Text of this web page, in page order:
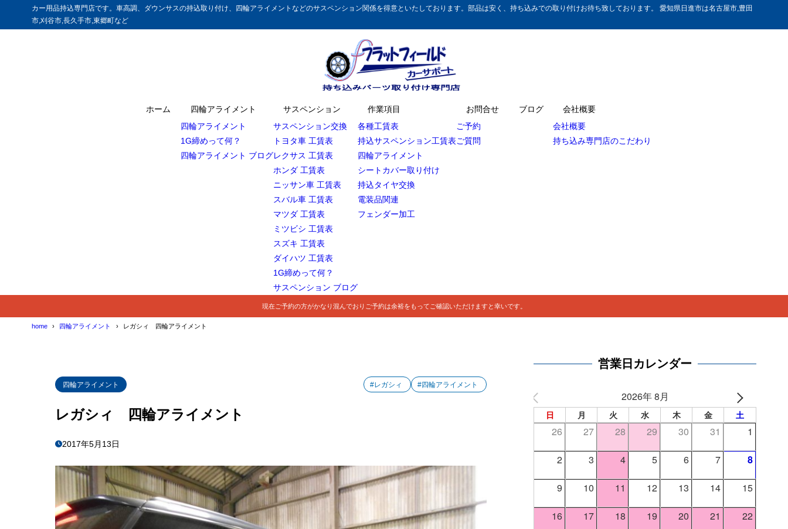
カー用品持込専門店です。車高調、ダウンサスの持込取り付け、四輪アライメントなどのサスペンション関係を得意といたしております。部品は安く、持ち込みでの取り付けお待ち致しております。 愛知県日進市は名古屋市,豊田
市,刈谷市,長久手市,東郷町など
ホーム
四輪アライメント
四輪アライメント
1G締めって何？
四輪アライメント ブログ
サスペンション
サスペンション交換
トヨタ車 工賃表
レクサス 工賃表
ホンダ 工賃表
ニッサン車 工賃表
スバル車 工賃表
マツダ 工賃表
ミツビシ 工賃表
スズキ 工賃表
ダイハツ 工賃表
1G締めって何？
サスペンション ブログ
作業項目
各種工賃表
持込サスペンション工賃表
四輪アライメント
シートカバー取り付け
持込タイヤ交換
電装品関連
フェンダー加工
お問合せ
ご予約
ご質問
ブログ
会社概要
会社概要
持ち込み専門店のこだわり
現在ご予約の方がかなり混んでおりご予約は余裕をもってご確認いただけますと幸いです。
home 四輪アライメント レガシィ 四輪アライメント
四輪アライメント #レガシィ #四輪アライメント
レガシィ 四輪アライメント
2017年5月13日
営業日カレンダー
2026年 8月
日 月 火 水 木 金 土
26 27 28 29 30 31 1
2 3 4 5 6 7 8
9 10 11 12 13 14 15
16 17 18 19 20 21 22